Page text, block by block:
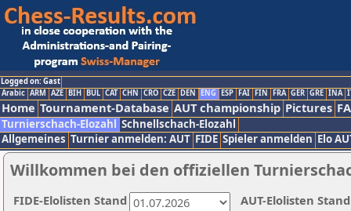
Logged on: Gast
Arabic ARM AZE BIH BUL CAT CHN CRO CZE DEN ENG ESP FAI FIN FRA GER GRE INA
Home Tournament-Database AUT championship Pictures
Turnierschach-Elozahl Schnellschach-Elozahl
Allgemeines Turnier anmelden: AUT FIDE Spieler anmelden Elo
Willkommen bei den offiziellen
AUT-Elolisten
FIDE-Elolisten Stand